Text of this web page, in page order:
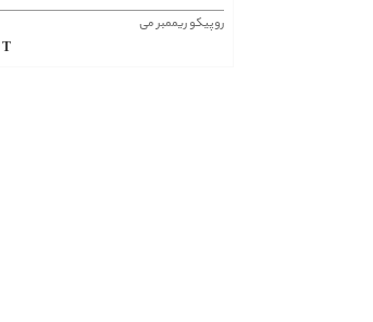
روپیکو ریممبر می
T